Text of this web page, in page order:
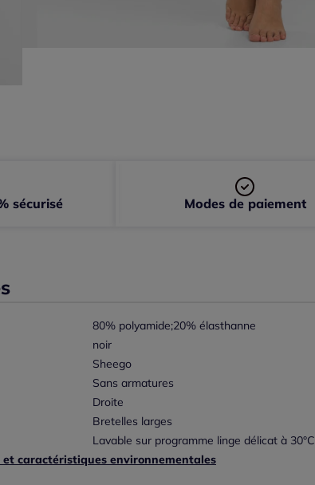
80% polyamide;20% élasthanne
noir
Sheego
Sans armatures
Droite
Bretelles larges
Lavable sur programme linge délicat à 30°C
caractéristiques environnementales
sécurisé Modes de paiement